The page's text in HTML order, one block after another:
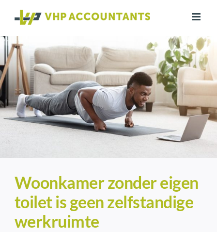
naar
inhoud
Woonkamer zonder eigen
toilet is geen zelfstandige
werkruimte